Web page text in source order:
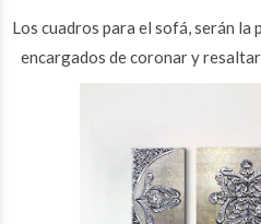
Los cuadros para el sofá, serán la
encargados de coronar y